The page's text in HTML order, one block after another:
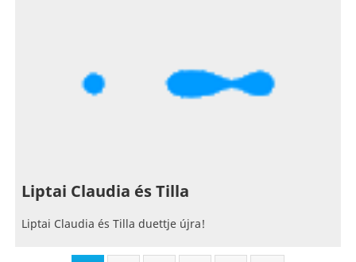
Liptai Claudia és Tilla
Liptai Claudia és Tilla duettje újra!